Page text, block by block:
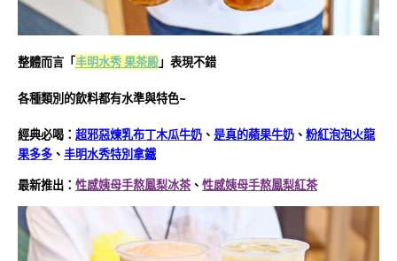
整體而言「丰明水秀 果茶殿」表現不錯
各種類別的飲料都有水準與特色~
經典必喝： 超邪惡煉乳布丁木瓜牛奶 、 是真的蘋果牛奶 、 粉紅泡泡火龍
果多多 、 丰明水秀特別拿鐵
最新推出： 性感姨母手熬鳳梨冰茶、 性感姨母手熬鳳梨紅茶